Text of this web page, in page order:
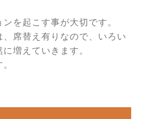
を起こす事が大切です。
席替え有りなので、いろい
増えていきます。